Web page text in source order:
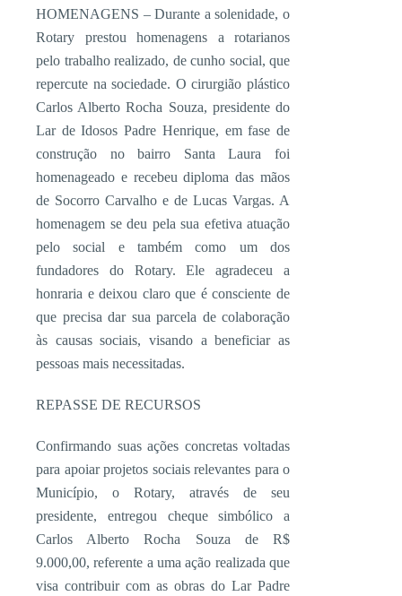
HOMENAGENS – Durante a solenidade, o
Rotary prestou homenagens a rotarianos
pelo trabalho realizado, de cunho social, que
repercute na sociedade. O cirurgião plástico
Carlos Alberto Rocha Souza, presidente do
Lar de Idosos Padre Henrique, em fase de
construção no bairro Santa Laura foi
homenageado e recebeu diploma das mãos
de Socorro Carvalho e de Lucas Vargas. A
homenagem se deu pela sua efetiva atuação
pelo social e também como um dos
fundadores do Rotary. Ele agradeceu a
honraria e deixou claro que é consciente de
que precisa dar sua parcela de colaboração
às causas sociais, visando a beneficiar as
pessoas mais necessitadas.
REPASSE DE RECURSOS
Confirmando suas ações concretas voltadas
para apoiar projetos sociais relevantes para o
Município, o Rotary, através de seu
presidente, entregou cheque simbólico a
Carlos Alberto Rocha Souza de R$
9.000,00, referente a uma ação realizada que
visa contribuir com as obras do Lar Padre